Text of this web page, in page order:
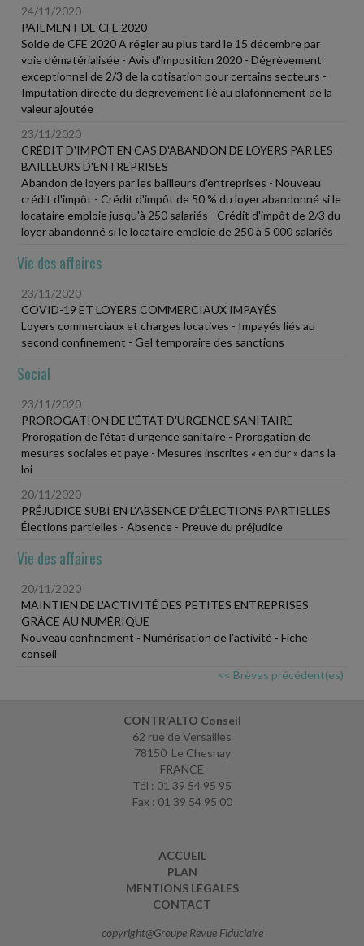
24/11/2020
PAIEMENT DE CFE 2020
Solde de CFE 2020 A régler au plus tard le 15 décembre par
voie dématérialisée - Avis d'imposition 2020 - Dégrèvement
exceptionnel de 2/3 de la cotisation pour certains secteurs -
Imputation directe du dégrèvement lié au plafonnement de la
valeur ajoutée
23/11/2020
CRÉDIT D'IMPÔT EN CAS D'ABANDON DE LOYERS PAR LES
BAILLEURS D'ENTREPRISES
Abandon de loyers par les bailleurs d'entreprises - Nouveau
crédit d'impôt - Crédit d'impôt de 50 % du loyer abandonné si le
locataire emploie jusqu'à 250 salariés - Crédit d'impôt de 2/3 du
loyer abandonné si le locataire emploie de 250 à 5 000 salariés
Vie des affaires
23/11/2020
COVID-19 ET LOYERS COMMERCIAUX IMPAYÉS
Loyers commerciaux et charges locatives - Impayés liés au
second confinement - Gel temporaire des sanctions
Social
23/11/2020
PROROGATION DE L'ÉTAT D'URGENCE SANITAIRE
Prorogation de l'état d'urgence sanitaire - Prorogation de
mesures sociales et paye - Mesures inscrites « en dur » dans la
loi
20/11/2020
PRÉJUDICE SUBI EN L'ABSENCE D'ÉLECTIONS PARTIELLES
Élections partielles - Absence - Preuve du préjudice
Vie des affaires
20/11/2020
MAINTIEN DE L'ACTIVITÉ DES PETITES ENTREPRISES
GRÂCE AU NUMÉRIQUE
Nouveau confinement - Numérisation de l'activité - Fiche
conseil
<< Brèves précédent(es)
CONTR'ALTO Conseil
62 rue de Versailles
78150 Le Chesnay
FRANCE
Tél : 01 39 54 95 95
Fax : 01 39 54 95 00
ACCUEIL
PLAN
MENTIONS LÉGALES
CONTACT
copyright@Groupe Revue Fiduciaire